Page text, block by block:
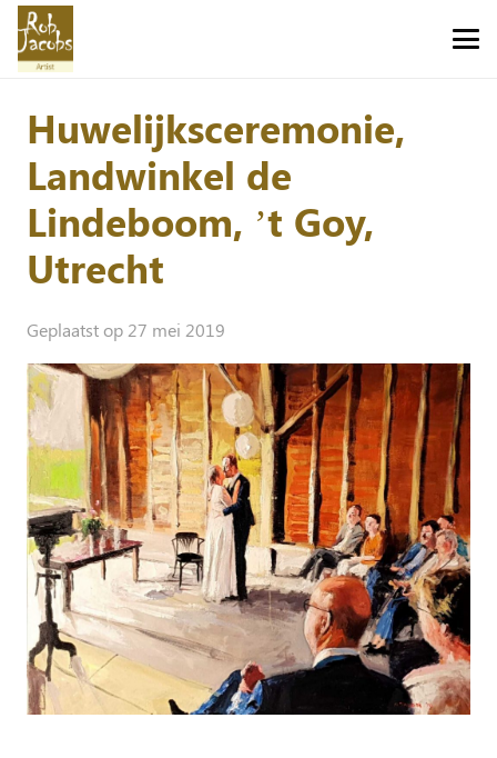
Huwelijksceremonie,
Landwinkel de
Lindeboom, ’t Goy,
Utrecht
Geplaatst op 27 mei 2019